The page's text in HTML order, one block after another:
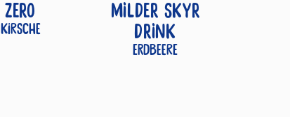
ZERO
Kirsche
MILDER SKYR
DRINK
Erdbeere